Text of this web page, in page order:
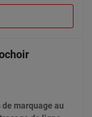
de marquage au